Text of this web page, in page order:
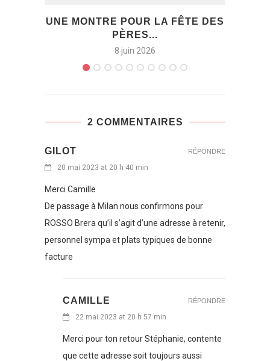
UNE MONTRE POUR LA FÊTE DES
PÈRES...
8 juin 2026
2 COMMENTAIRES
GILOT
20 mai 2023 at 20 h 40 min
Merci Camille
De passage à Milan nous confirmons pour
ROSSO Brera qu’il s’agit d’une adresse à retenir,
personnel sympa et plats typiques de bonne
facture
RÉPONDRE
CAMILLE
22 mai 2023 at 20 h 57 min
Merci pour ton retour Stéphanie, contente
que cette adresse soit toujours aussi
RÉPONDRE